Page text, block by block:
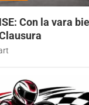
Con la vara